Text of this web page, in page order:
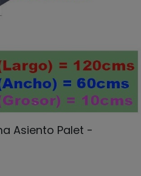
Asiento Palet -